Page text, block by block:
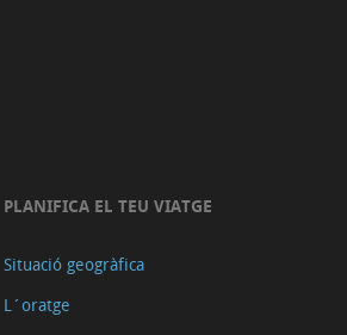
PLANIFICA EL TEU VIATGE
Situació geogràfica
L´oratge